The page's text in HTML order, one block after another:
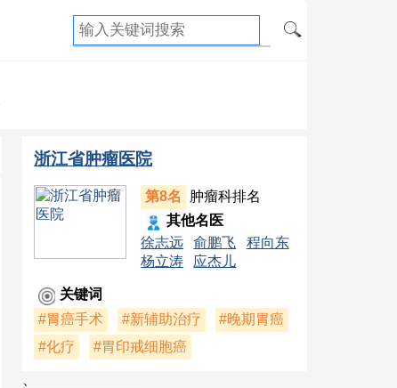
浙江省肿瘤医院
第8名
肿瘤科排名
其他名医
徐志远
俞鹏飞
程向东
杨立涛
应杰儿
关键词
#胃癌手术
#新辅助治疗
#晚期胃癌
#化疗
#胃印戒细胞癌